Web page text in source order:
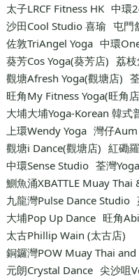
太子LRCF Fitness HK 中環
沙田Cool Studio 喜瑜 屯門
佐敦TriAngel Yoga 中環
葵芳Cos Yoga(葵芳店) 荔
觀塘Afresh Yoga(觀塘店)
旺角My Fitness Yoga(旺角
大埔大埔Yoga-Korean 韓式
上環Wendy Yoga 灣仔Aum
觀塘i Dance(觀塘店) 紅磡
中環Sense Studio 荃灣
鰂魚涌XBATTLE Muay Thai
九龍灣Pulse Dance Studio
大埔Pop Up Dance 旺角
太古Phillip Wain (太古店)
銅鑼灣POW Muay Thai
元朗Crystal Dance 尖沙咀